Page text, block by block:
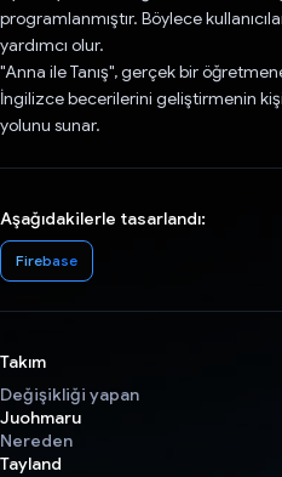
programlanmıştır. Böylece
yardımcı olur.
"Anna ile Tanış", gerçek bir
İngilizce becerilerini geliştirmenin
yolunu sunar.
Aşağıdakilerle tasarlandı:
Firebase
Takım
Değişikliği yapan
Juohmaru
Nereden
Tayland